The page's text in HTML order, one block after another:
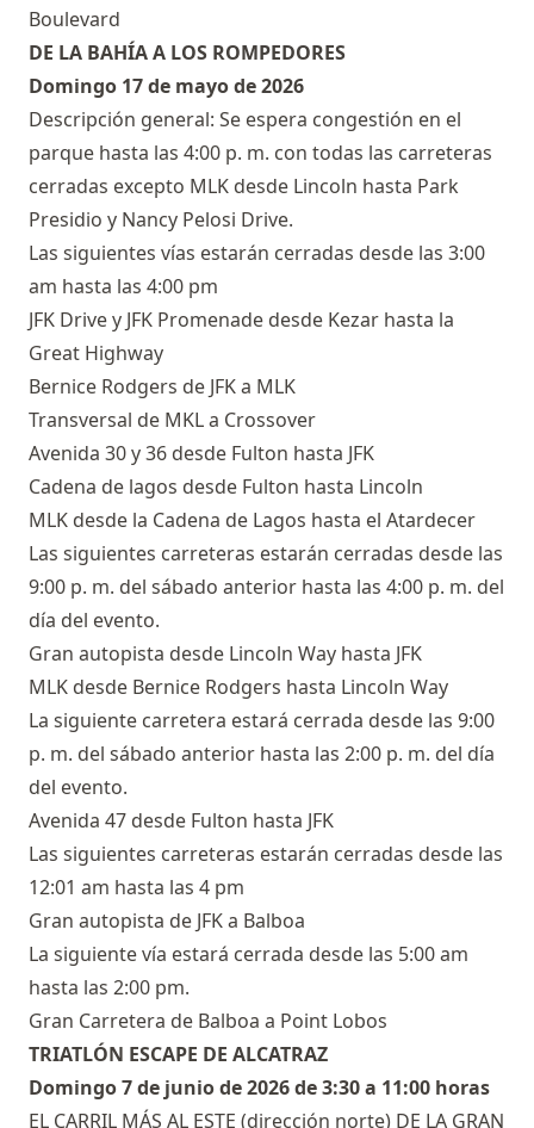
Boulevard
DE LA BAHÍA A LOS ROMPEDORES
Domingo 17 de mayo de 2026
Descripción general: Se espera congestión en el
parque hasta las 4:00 p. m. con todas las carreteras
cerradas excepto MLK desde Lincoln hasta Park
Presidio y Nancy Pelosi Drive.
Las siguientes vías estarán cerradas desde las 3:00
am hasta las 4:00 pm
JFK Drive y JFK Promenade desde Kezar hasta la
Great Highway
Bernice Rodgers de JFK a MLK
Transversal de MKL a Crossover
Avenida 30 y 36 desde Fulton hasta JFK
Cadena de lagos desde Fulton hasta Lincoln
MLK desde la Cadena de Lagos hasta el Atardecer
Las siguientes carreteras estarán cerradas desde las
9:00 p. m. del sábado anterior hasta las 4:00 p. m. del
día del evento.
Gran autopista desde Lincoln Way hasta JFK
MLK desde Bernice Rodgers hasta Lincoln Way
La siguiente carretera estará cerrada desde las 9:00
p. m. del sábado anterior hasta las 2:00 p. m. del día
del evento.
Avenida 47 desde Fulton hasta JFK
Las siguientes carreteras estarán cerradas desde las
12:01 am hasta las 4 pm
Gran autopista de JFK a Balboa
La siguiente vía estará cerrada desde las 5:00 am
hasta las 2:00 pm.
Gran Carretera de Balboa a Point Lobos
TRIATLÓN ESCAPE DE ALCATRAZ
Domingo 7 de junio de 2026 de 3:30 a 11:00 horas
EL CARRIL MÁS AL ESTE (dirección norte) DE LA GRAN